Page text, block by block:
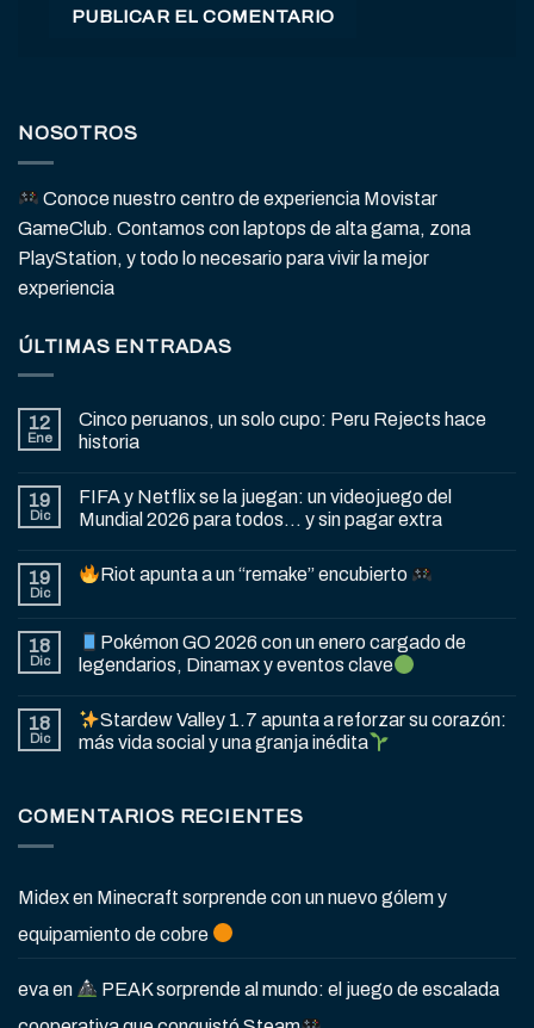
NOSOTROS
Conoce nuestro centro de experiencia Movistar
GameClub. Contamos con laptops de alta gama, zona
PlayStation, y todo lo necesario para vivir la mejor
experiencia
ÚLTIMAS ENTRADAS
12
Ene
Cinco peruanos, un solo cupo: Peru Rejects hace
historia
19
Dic
FIFA y Netflix se la juegan: un videojuego del
Mundial 2026 para todos… y sin pagar extra
19
Dic
Riot apunta a un “remake” encubierto
18
Dic
Pokémon GO 2026 con un enero cargado de
legendarios, Dinamax y eventos clave
18
Dic
Stardew Valley 1.7 apunta a reforzar su corazón:
más vida social y una granja inédita
COMENTARIOS RECIENTES
Midexen Minecraft sorprende con un nuevo gólem y
equipamiento de cobre
evaen
PEAK sorprende al mundo: el juego de escalada